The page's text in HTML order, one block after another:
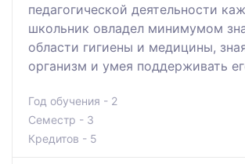
педагогической деятельности
школьник овладел минимумом
области гигиены и медицины,
организм и умея поддерживать
Год обучения - 2
Семестр - 3
Кредитов - 5